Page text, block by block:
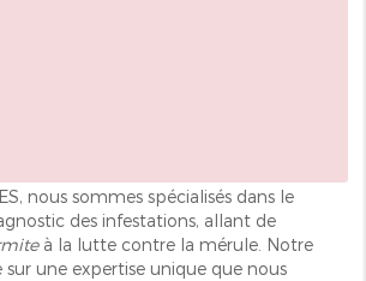
nous sommes spécialisés dans le
des infestations, allant de
à la lutte contre la mérule. Notre
une expertise unique que nous